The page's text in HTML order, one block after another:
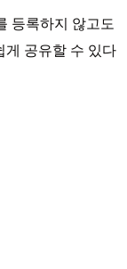
등록하지 않고도
게 공유할 수 있다